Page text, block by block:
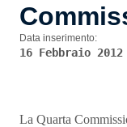
Data inserimento:
16 Febbraio 2012
La Quarta